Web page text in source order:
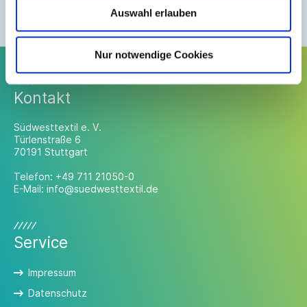
Auswahl erlauben
Nur notwendige Cookies
Kontakt
Südwesttextil e. V.
Türlenstraße 6
70191 Stuttgart
Telefon: +49 711 21050-0
E-Mail: info@suedwesttextil.de
Service
Impressum
Datenschutz